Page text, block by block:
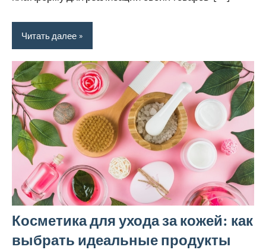
Читать далее
Косметика для ухода за кожей: как
выбрать идеальные продукты